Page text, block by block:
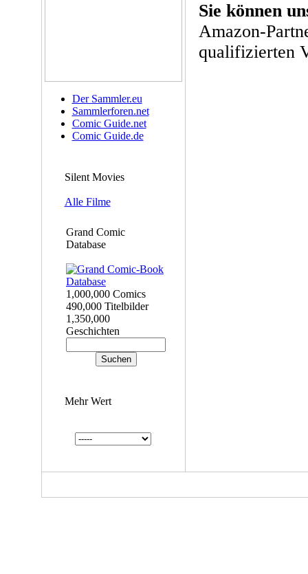
Der Sammler.eu
Sammlerforen.net
Comic Guide.net
Comic Guide.de
Silent Movies
Alle Filme
Grand Comic
Database
1,000,000 Comics
490,000 Titelbilder
1,350,000
Geschichten
Mehr Wert
Sie können
Amazon-
qualifizierten